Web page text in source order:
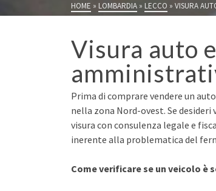
HOME » LOMBARDIA » LECCO » VISURA
Visura auto
Prima di comprare vendere un
nella zona Nord-ovest. Se
visura con consulenza legale e
inerente alla problematica del
Come verificare se un veicolo